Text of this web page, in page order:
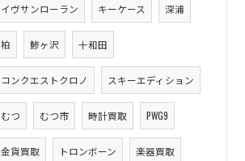
イヴサンローラン キーケース 深浦
柏 鯵ヶ沢 十和田
コンクエストクロノ スキーエディション
むつ むつ市 時計買取 PWG9
金貨買取 トロンボーン 楽器買取